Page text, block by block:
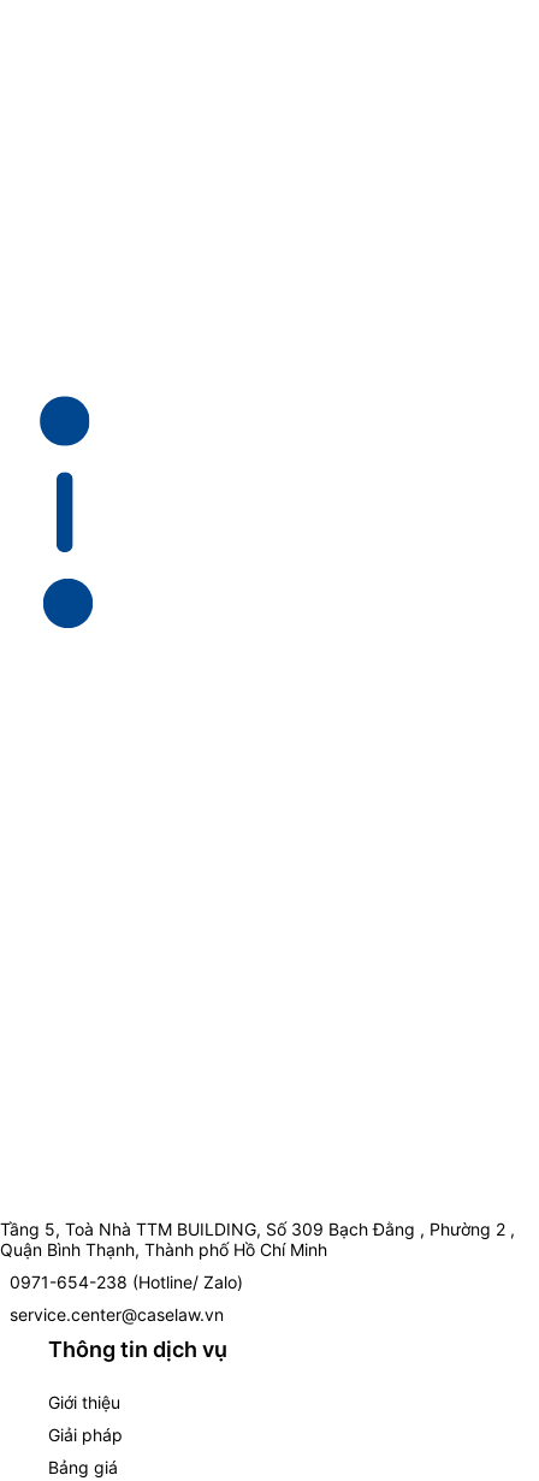
Tầng 5, Toà Nhà TTM BUILDING, Số 309 Bạch Đằng , Phường 2 ,
Quận Bình Thạnh, Thành phố Hồ Chí Minh
0971-654-238 (Hotline/ Zalo)
service.center@caselaw.vn
Thông tin dịch vụ
Giới thiệu
Giải pháp
Bảng giá